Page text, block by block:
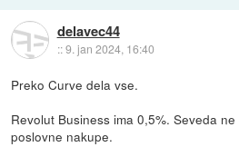
delavec44
::9. jan 2024, 16:40
Preko Curve dela vse.
Revolut Business ima 0,5%. Seveda
poslovne nakupe.